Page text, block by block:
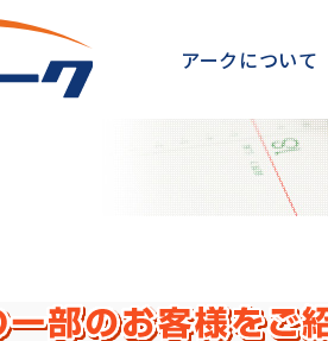
アークについて